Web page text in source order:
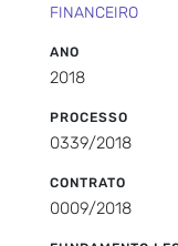
FINANCEIRO
ANO
2018
PROCESSO
0339/2018
CONTRATO
0009/2018